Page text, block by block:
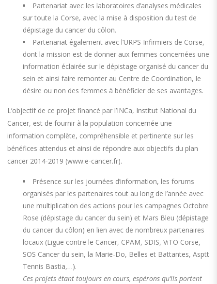
Partenariat avec les laboratoires d’analyses médicales
sur toute la Corse, avec la mise à disposition du test de
dépistage du cancer du côlon.
Partenariat également avec l’URPS Infirmiers de Corse,
dont la mission est de donner aux femmes concernées une
information éclairée sur le dépistage organisé du cancer du
sein et ainsi faire remonter au Centre de Coordination, le
désire ou non des femmes à bénéficier de ses avantages.
L’objectif de ce projet financé par l’INCa, Institut National du
Cancer, est de fournir à la population concernée une
information complète, compréhensible et pertinente sur les
bénéfices attendus et ainsi de répondre aux objectifs du plan
cancer 2014-2019 (www.e-cancer.fr).
Présence sur les journées d’information, les forums
organisés par les partenaires tout au long de l’année avec
une multiplication des actions pour les campagnes Octobre
Rose (dépistage du cancer du sein) et Mars Bleu (dépistage
du cancer du côlon) en lien avec de nombreux partenaires
locaux (Ligue contre le Cancer, CPAM, SDIS, ViTO Corse,
SOS Cancer du sein, la Marie-Do, Belles et Battantes, Asptt
Tennis Bastia,…).
Ces projets étant toujours en cours, espérons qu’ils portent